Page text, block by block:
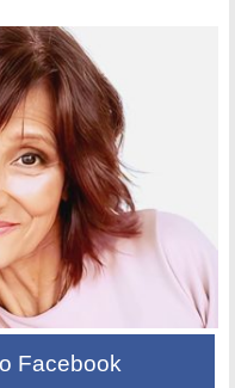
Facebook